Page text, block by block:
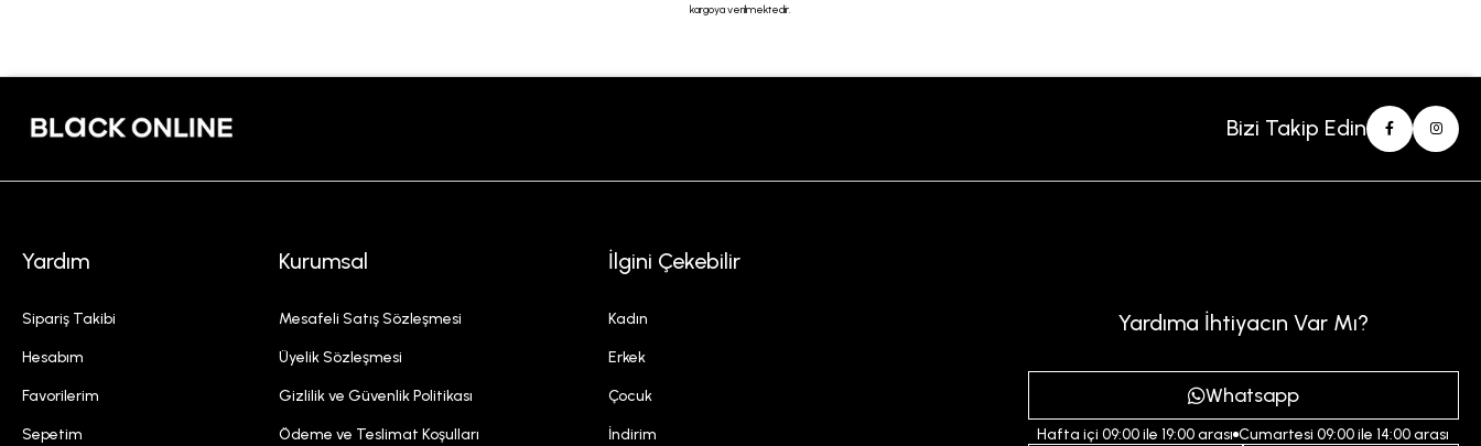
kargoya verilmektedir.
Bizi Takip Edin
Yardım
Sipariş Takibi
Hesabım
Favorilerim
Sepetim
Kurumsal
Mesafeli Satış Sözleşmesi
Üyelik Sözleşmesi
Gizlilik ve Güvenlik Politikası
Ödeme ve Teslimat Koşulları
İlgini Çekebilir
Kadın
Erkek
Çocuk
İndirim
Yardıma İhtiyacın Var Mı?
Whatsapp
Hafta içi 09:00 ile 19:00 arası Cumartesi 09:00 ile 14:00 arası